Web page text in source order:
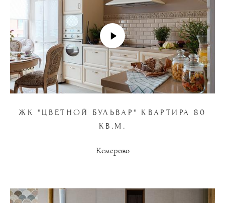
ЖК "ЦВЕТНОЙ БУЛЬВАР" КВАРТИРА 80
КВ.М.
Кемерово